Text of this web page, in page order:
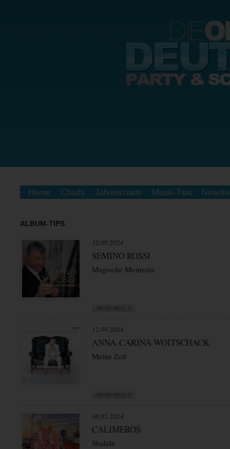
Home Charts Jahrescharts Musik-Tips
ALBUM-TIPS
12.09.2024
SEMINO ROSSI
Magische Momente
12.09.2024
ANNA-CARINA WOITSCHACK
Meine Zeit
08.05.2024
CALIMEROS
Shalala